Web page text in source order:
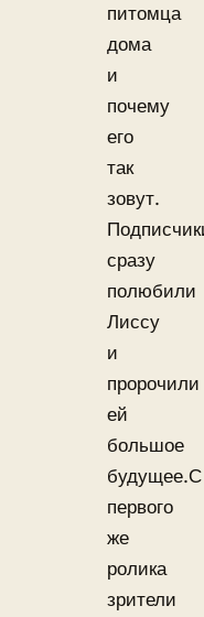
питомца
дома
и
почему
его
так
зовут.
сразу
полюбили
Лиссу
и
пророчили
ей
большое
будущее.С
первого
же
ролика
зрители